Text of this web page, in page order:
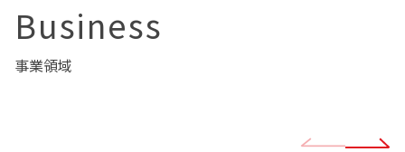
Business
事業領域